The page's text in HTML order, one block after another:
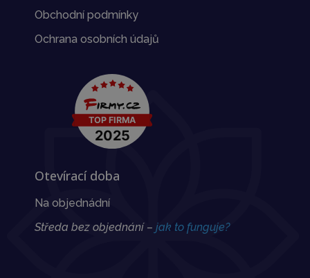
Obchodní podmínky
Ochrana osobních údajů
Otevírací doba
Na objednádní
Středa bez objednání – jak to funguje?